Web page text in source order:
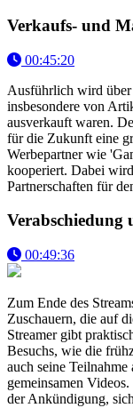
Verkaufs- und
00:45:20
Ausführlich wird über
insbesondere von
ausverkauft waren.
für die Zukunft eine
Werbepartner wie
kooperiert. Dabei
Partnerschaften für
Verabschiedung
00:49:36
Zum Ende des
Zuschauern, die auf
Streamer gibt
Besuchs, wie die
auch seine
gemeinsamen
der Ankündigung,